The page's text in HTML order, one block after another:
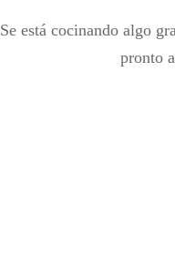
Se está cocinando algo
pronto